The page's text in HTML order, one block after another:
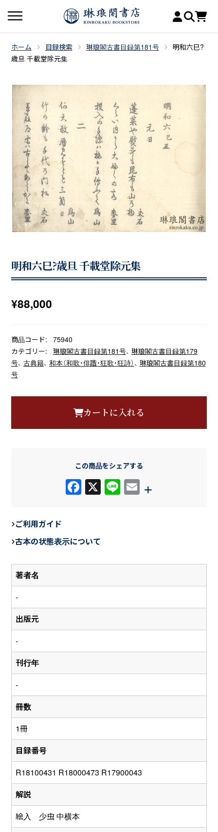
ホーム 目録検索 琳琅閣古書目録第181号
明和六巳?
歳旦 千載堂除元集
明和六巳?歳旦 千載堂除元集
¥88,000
商品コード:
75940
カテゴリー:
琳琅閣古書目録第181号、 琳琅閣古書目録第179
号、 古典籍、 和本（和歌・俳諧・狂歌・狂詩） 、 琳琅閣古書目録第180
号
著者名
-
出版元
-
刊行年
-
冊数
1冊
目録番号
R18100431 R18000473 R17900043
解説
絵入 少虫 中横本
カートに入れる
この商品をシェアする
F
e
b
o
o
X Li E
+
ご利用ガイド
古本の状態表示について